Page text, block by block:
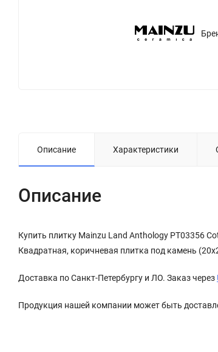
Описание Характеристики
Описание
Купить плитку Mainzu Land Anthology PT03356
Квадратная, коричневая плитка под камень
Доставка по Санкт-Петербургу и ЛО. Заказ через
Продукция нашей компании может быть